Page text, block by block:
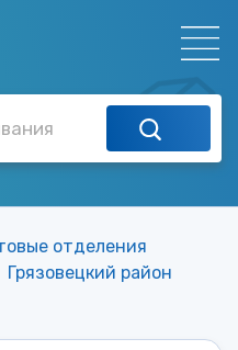
отделения
Грязовецкий район